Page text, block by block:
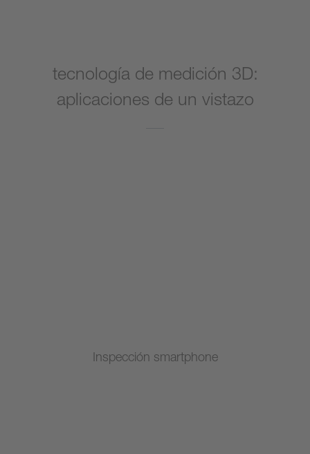
tecnología de medición 3D:
aplicaciones de un vistazo
Inspección smartphone